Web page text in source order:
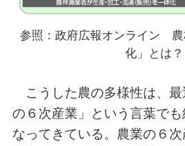
参照：政府広報オンライン 農
化」とは？
こうした農の多様性は、最
の６次産業」という言葉で
なってきている。農業の６